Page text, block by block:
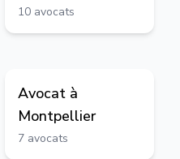
10 avocats
Avocat à
Montpellier
7 avocats